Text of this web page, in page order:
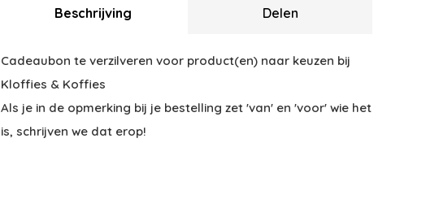
Beschrijving Delen
Cadeaubon te verzilveren voor product(en) naar keuzen bij
Kloffies & Koffies
Als je in de opmerking bij je bestelling zet 'van' en 'voor' wie het
is, schrijven we dat erop!